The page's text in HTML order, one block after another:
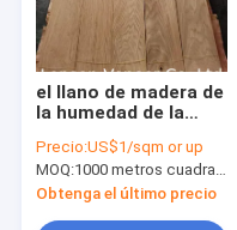
el llano de madera de
la humedad de la
m que solaba cortó
el roble blanco
Precio:US$1/sqm or up
MOQ:1000 metros cuadrados
Obtenga el último precio